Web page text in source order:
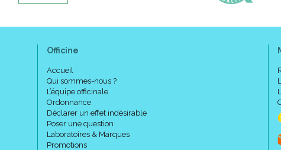
Appliquer en soin
Ré-appliquer toutes les 2
Précautions d' emploi
Eviter le contact avec les
Officine
Accueil
Qui sommes-nous ?
L’équipe officinale
Ordonnance
Déclarer un effet indésirable
Poser une question
Laboratoires & Marques
Promotions